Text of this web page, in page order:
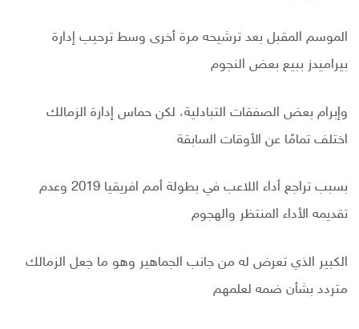
الموسم المقبل بعد ترشيحه مرة أخرى وسط ترحيب إدارة
بيراميدز ببيع بعض النجوم
وإبرام بعض الصفقات التبادلية، لكن حماس إدارة الزمالك
اختلف تمامًا عن الأوقات السابقة
بسبب تراجع أداء اللاعب في بطولة أمم افريقيا 2019 وعدم
تقديمه الأداء المنتظر والهجوم
الكبير الذي تعرض له من جانب الجماهير وهو ما جعل الزمالك
متردد بشأن ضمه لعلمهم